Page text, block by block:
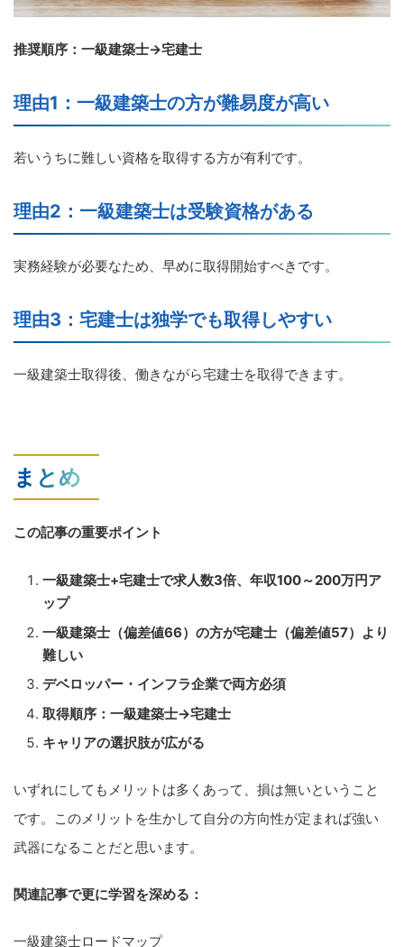
推奨順序：一級建築士→宅建士
理由1：一級建築士の方が難易度が高い
若いうちに難しい資格を取得する方が有利です。
理由2：一級建築士は受験資格がある
実務経験が必要なため、早めに取得開始すべきです。
理由3：宅建士は独学でも取得しやすい
一級建築士取得後、働きながら宅建士を取得できます。
まとめ
この記事の重要ポイント
一級建築士+宅建士で求人数3倍、年収100～200万円ア
ップ
一級建築士（偏差値66）の方が宅建士（偏差値57）より
難しい
デベロッパー・インフラ企業で両方必須
取得順序：一級建築士→宅建士
キャリアの選択肢が広がる
いずれにしてもメリットは多くあって、損は無いということ
です。このメリットを生かして自分の方向性が定まれば強い
武器になることだと思います。
関連記事で更に学習を深める：
一級建築士ロードマップ